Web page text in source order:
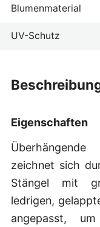
Eigenschaften
zeichnet sich
Stängel mit
ledrigen,
angepasst,
Blumenmaterial
UV-Schutz